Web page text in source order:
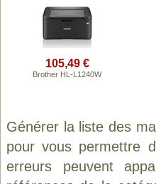
105,49 €
Brother HL-L1240W
Générer la liste des
pour vous permettre
erreurs peuvent